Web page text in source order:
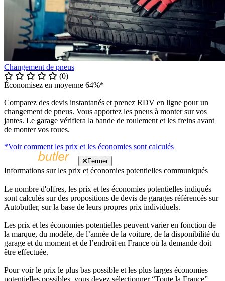
Changement de pneus
(0)
Économisez en moyenne 64%*
Comparez des devis instantanés et prenez RDV en ligne pour un
changement de pneus. Vous apportez les pneus à monter sur vos
jantes. Le garage vérifiera la bande de roulement et les freins avant
de monter vos roues.
*Voir comment les prix et les économies sont calculés
Fermer
Informations sur les prix et économies potentielles communiqués
Le nombre d'offres, les prix et les économies potentielles indiqués
sont calculés sur des propositions de devis de garages référencés sur
Autobutler, sur la base de leurs propres prix individuels.
Les prix et les économies potentielles peuvent varier en fonction de
la marque, du modèle, de l’année de la voiture, de la disponibilité du
garage et du moment et de l’endroit en France où la demande doit
être effectuée.
Pour voir le prix le plus bas possible et les plus larges économies
potentielles possibles, vous devez sélectionner “Toute la France”